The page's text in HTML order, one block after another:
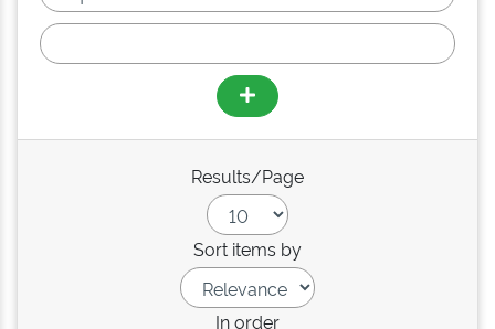
Results/Page
Sort items by
In order